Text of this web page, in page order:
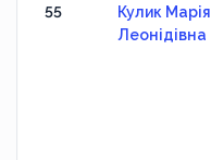
55
Кулик Марія
Леонідівна